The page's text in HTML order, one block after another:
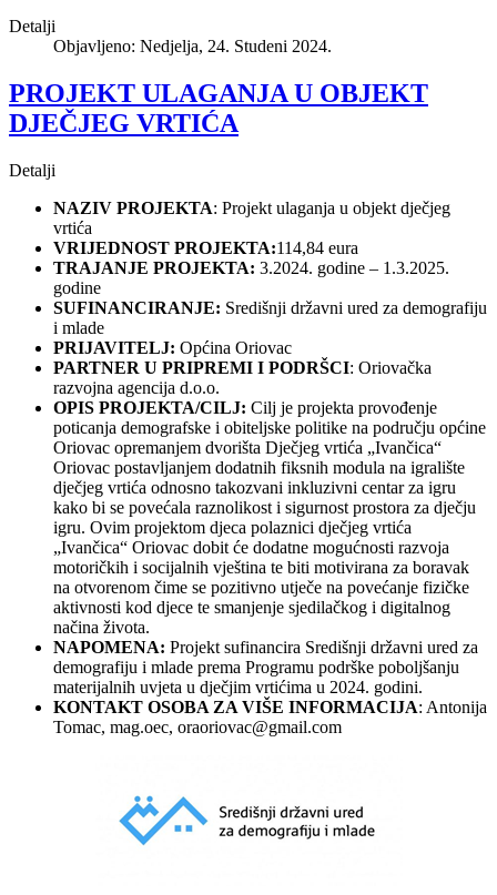
Detalji
Objavljeno: Nedjelja, 24. Studeni 2024.
PROJEKT ULAGANJA U OBJEKT
DJEČJEG VRTIĆA
Detalji
NAZIV PROJEKTA: Projekt ulaganja u objekt dječjeg
vrtića
VRIJEDNOST PROJEKTA:114,84 eura
TRAJANJE PROJEKTA: 3.2024. godine – 1.3.2025.
godine
SUFINANCIRANJE: Središnji državni ured za demografiju
i mlade
PRIJAVITELJ: Općina Oriovac
PARTNER U PRIPREMI I PODRŠCI: Oriovačka
razvojna agencija d.o.o.
OPIS PROJEKTA/CILJ: Cilj je projekta provođenje
poticanja demografske i obiteljske politike na području općine
Oriovac opremanjem dvorišta Dječjeg vrtića „Ivančica“
Oriovac postavljanjem dodatnih fiksnih modula na igralište
dječjeg vrtića odnosno takozvani inkluzivni centar za igru
kako bi se povećala raznolikost i sigurnost prostora za dječju
igru. Ovim projektom djeca polaznici dječjeg vrtića
„Ivančica“ Oriovac dobit će dodatne mogućnosti razvoja
motoričkih i socijalnih vještina te biti motivirana za boravak
na otvorenom čime se pozitivno utječe na povećanje fizičke
aktivnosti kod djece te smanjenje sjedilačkog i digitalnog
načina života.
NAPOMENA: Projekt sufinancira Središnji državni ured za
demografiju i mlade prema Programu podrške poboljšanju
materijalnih uvjeta u dječjim vrtićima u 2024. godini.
KONTAKT OSOBA ZA VIŠE INFORMACIJA: Antonija
Tomac, mag.oec, oraoriovac@gmail.com